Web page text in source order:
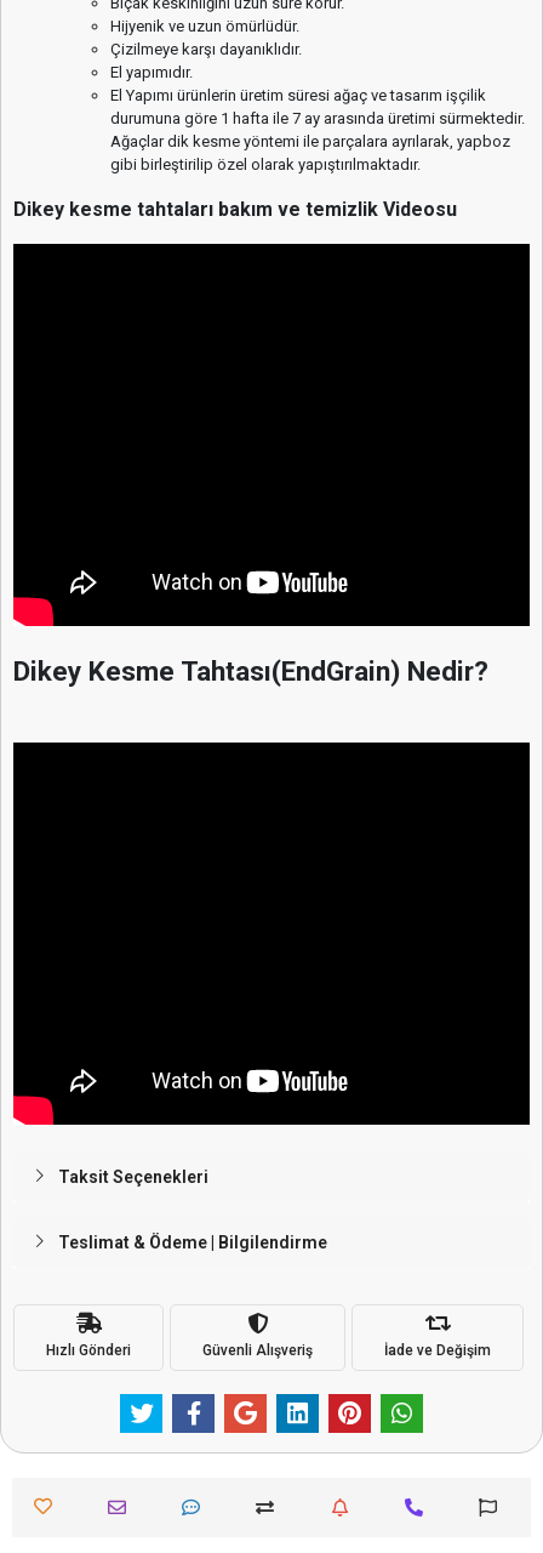
Bıçak keskinliğini uzun süre korur.
Hijyenik ve uzun ömürlüdür.
Çizilmeye karşı dayanıklıdır.
El yapımıdır.
El Yapımı ürünlerin üretim süresi ağaç ve tasarım işçilik
durumuna göre 1 hafta ile 7 ay arasında üretimi sürmektedir.
Ağaçlar dik kesme yöntemi ile parçalara ayrılarak, yapboz
gibi birleştirilip özel olarak yapıştırılmaktadır.
Dikey kesme tahtaları bakım ve temizlik Videosu
Dikey Kesme Tahtası(EndGrain) Nedir?
Taksit Seçenekleri
Teslimat & Ödeme | Bilgilendirme
Hızlı Gönderi Güvenli Alışveriş İade ve Değişim